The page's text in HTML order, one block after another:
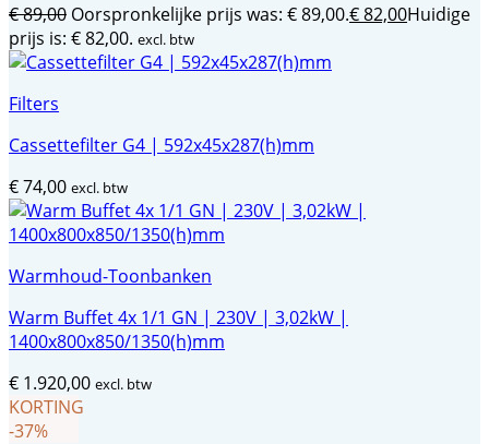
€89,00 Oorspronkelijke prijs was: € 89,00.€82,00Huidige
prijs is: € 82,00. excl. btw
Filters
Cassettefilter G4 | 592x45x287(h)mm
€74,00 excl. btw
Warmhoud-Toonbanken
Warm Buffet 4x 1/1 GN | 230V | 3,02kW |
1400x800x850/1350(h)mm
€ 1.920,00 excl. btw
KORTING
-37%